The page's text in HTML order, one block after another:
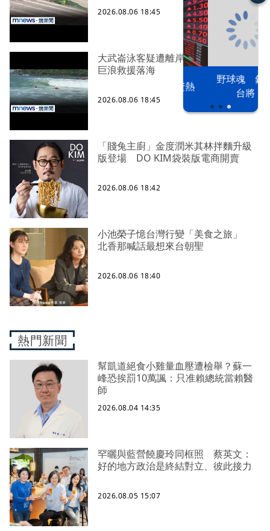
以色列 穹頂
之下
野球魂 鏡訪
2026.08.06 18:45
大武崙泳客疑遭離岸流捲走 4消防頂
巨浪救援落海
2026.08.06 18:45
「賤兔主廚」金度潤米其林拌麵升級
版登場 DO KIM袋裝版電商開賣
2026.08.06 18:42
小池榮子憶台灣行變「美食之旅」
北香那喊話最想來台朝聖
2026.08.06 18:40
熱門新聞
幫凱道絕食小雞量血壓遭檢舉？蘇一
峰恐挨罰10萬諷：只准賴總統當賴醫
師
2026.08.04 14:35
罕曬與藍營饒慶玲同框照 蔡英文：
好的地方政治是終結對立、彼此接力
2026.08.05 15:07